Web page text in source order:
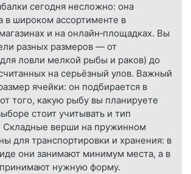
сегодня несложно: она
в широком ассортименте в
и на онлайн‑площадках. Вы
разных размеров — от
ловли мелкой рыбы и раков) до
на серьёзный улов. Важный
ячейки: он подбирается в
того, какую рыбу вы планируете
стоит учитывать и тип
Складные верши на пружинном
для транспортировки и хранения: в
они занимают минимум места, а в
нужную форму.